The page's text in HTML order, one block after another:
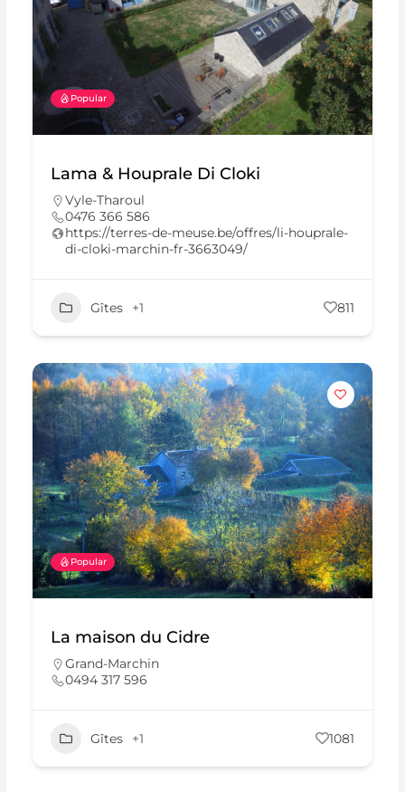
Popular
Lama & Houprale Di Cloki
Vyle-Tharoul
0476 366 586
https://terres-de-meuse.be/offres/li-houprale-
di-cloki-marchin-fr-3663049/
Gîtes +1 811
Popular
La maison du Cidre
Grand-Marchin
0494 317 596
Gîtes +1 1081